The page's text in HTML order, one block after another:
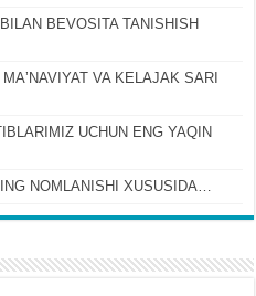
BEVOSITA TANISHISH
VA KELAJAK SARI
UCHUN ENG YAQIN
NOMLANISHI XUSUSIDA…